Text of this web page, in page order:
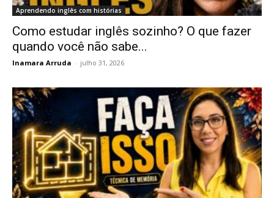
Aprendendo inglês com histórias
Como estudar inglês sozinho? O que fazer
quando você não sabe...
Inamara Arruda - julho 31, 2026